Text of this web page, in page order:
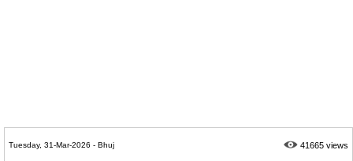
Tuesday, 31-Mar-2026 - Bhuj 41665 views